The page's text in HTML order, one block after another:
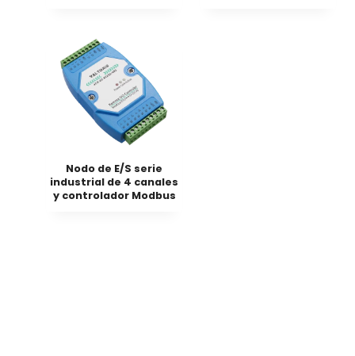
Nodo de E/S serie
industrial de 4 canales
y controlador Modbus